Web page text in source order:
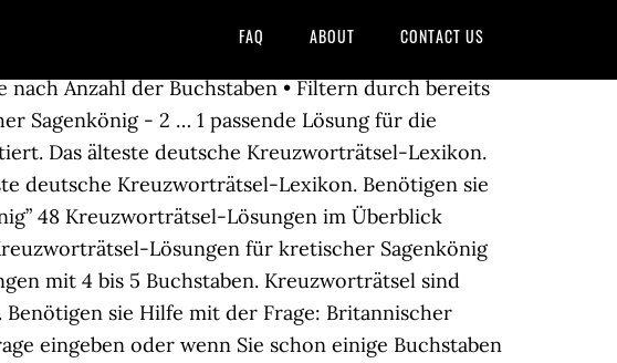
FAQ ABOUT CONTACT US
Anzahl der Buchstaben • Filtern durch bereits
Sagenkönig - 2 … 1 passende Lösung für die
Das älteste deutsche Kreuzworträtsel-Lexikon.
deutsche Kreuzworträtsel-Lexikon. Benötigen sie
48 Kreuzworträtsel-Lösungen im Überblick
Lösungen für kretischer Sagenkönig
mit 4 bis 5 Buchstaben. Kreuzworträtsel sind
sie Hilfe mit der Frage: Britannischer
eingeben oder wenn Sie schon einige Buchstaben